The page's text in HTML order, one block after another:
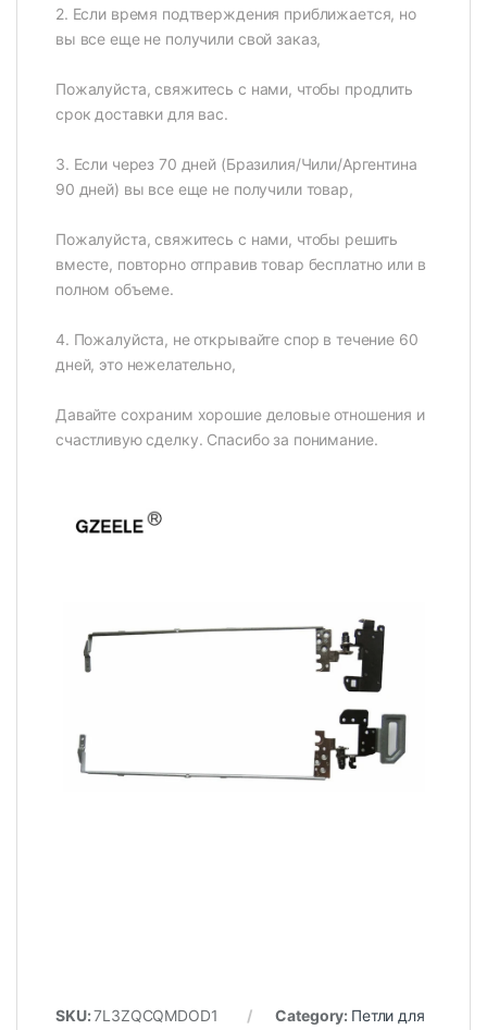
2. Если время подтверждения приближается, но
вы все еще не получили свой заказ,
Пожалуйста, свяжитесь с нами, чтобы продлить
срок доставки для вас.
3. Если через 70 дней (Бразилия/Чили/Аргентина
90 дней) вы все еще не получили товар,
Пожалуйста, свяжитесь с нами, чтобы решить
вместе, повторно отправив товар бесплатно или в
полном объеме.
4. Пожалуйста, не открывайте спор в течение 60
дней, это нежелательно,
Давайте сохраним хорошие деловые отношения и
счастливую сделку. Спасибо за понимание.
SKU:7L3ZQCQMDOD1 Category: Петли для